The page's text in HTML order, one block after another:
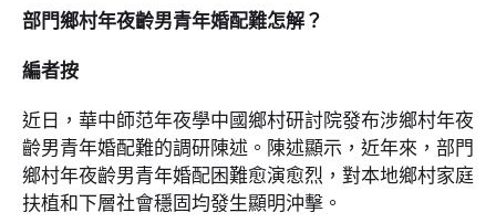
部門鄉村年夜齡男青年婚配難怎解？
編者按
近日，華中師范年夜學中國鄉村研討院發布涉鄉村年夜
齡男青年婚配難的調研陳述。陳述顯示，近年來，部門
鄉村年夜齡男青年婚配困難愈演愈烈，對本地鄉村家庭
扶植和下層社會穩固均發生顯明沖擊。